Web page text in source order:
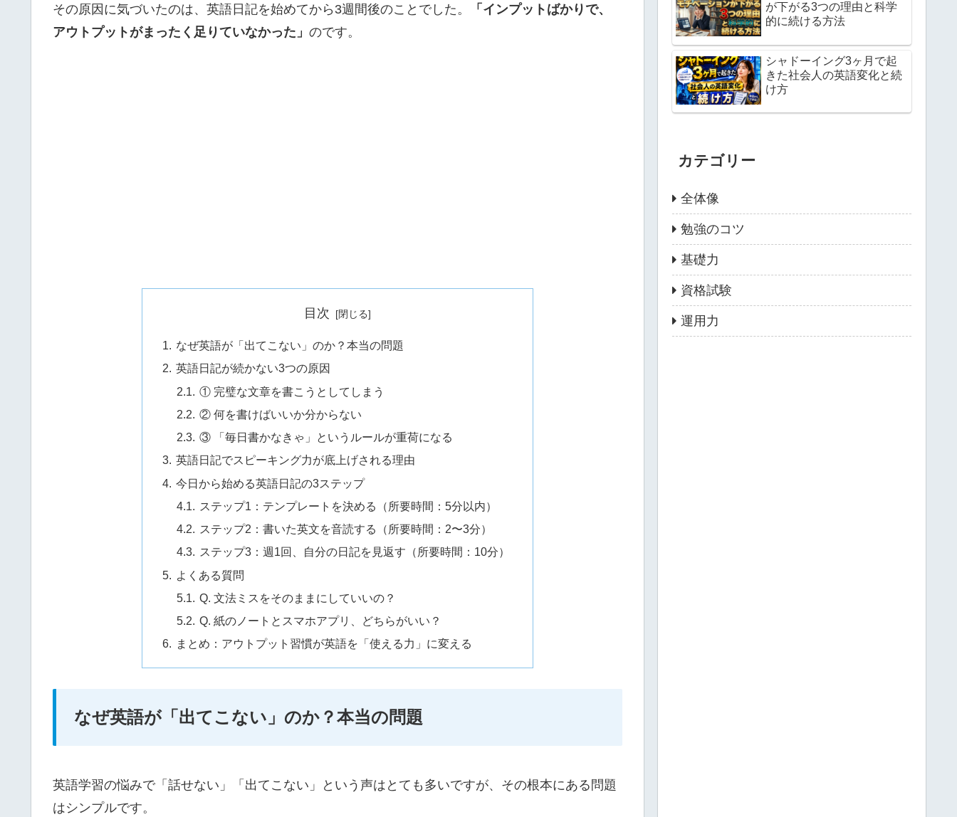
その原因に気づいたのは、英語日記を始めてから3週間後のことでした。
「インプットばかりで、
アウトプットがまったく足りていなかった」 のです。
目次
なぜ英語が「出てこない」のか？本当の問題
英語日記が続かない3つの原因
① 完璧な文章を書こうとしてしまう
② 何を書けばいいか分からない
③ 「毎日書かなきゃ」というルールが重荷になる
英語日記でスピーキング力が底上げされる理由
今日から始める英語日記の3ステップ
ステップ1：テンプレートを決める（所要時間：5分以内）
ステップ2：書いた英文を音読する（所要時間：2〜3分）
ステップ3：週1回、自分の日記を見返す（所要時間：10分）
よくある質問
Q. 文法ミスをそのままにしていいの？
Q. 紙のノートとスマホアプリ、どちらがいい？
まとめ：アウトプット習慣が英語を「使える力」に変える
なぜ英語が「出てこない」のか？本当の問題
英語学習の悩みで「話せない」「出てこない」という声はとても多いですが、その根本にある問題
はシンプルです。
が下がる3つの理由と科学
的に続ける方法
シャドーイング3ヶ月で起
きた社会人の英語変化と続
け方
カテゴリー
全体像
勉強のコツ
基礎力
資格試験
運用力